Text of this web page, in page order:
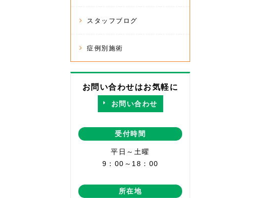
スタッフブログ
症例別施術
お問い合わせはお気軽に
お問い合わせ
受付時間
平日～土曜
9：00～18：00
所在地